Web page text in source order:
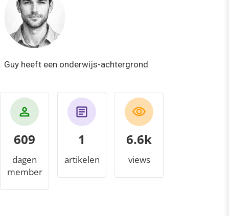
Guy heeft een onderwijs-achtergrond
609
dagen
member
1
artikelen
7.1k
views